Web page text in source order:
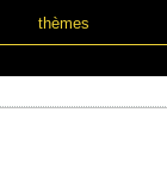
thèmes